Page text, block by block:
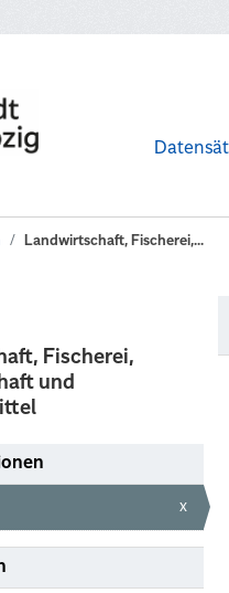
Landwirtschaft, Fischerei,...
Fischerei,
und
x